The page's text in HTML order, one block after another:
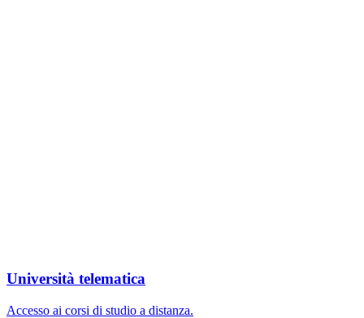
Università telematica
Accesso ai corsi di studio a distanza.